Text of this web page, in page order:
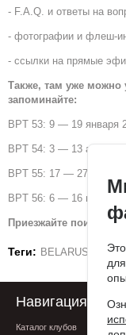
- F.A.Q. и ответы на
- фотографии и флеш-
- ссылки на прямые
Также, там уже можно
запоминайте:
BPT 53: 9 — 19 января
BPT 54: 3 — 13 апреля
BPT 55: 17 — 27 июля
BPT 56: 6 — 16 ноября
Приезжайте поиграть
Теги: BELARUS
Навигация
Каталог клубов